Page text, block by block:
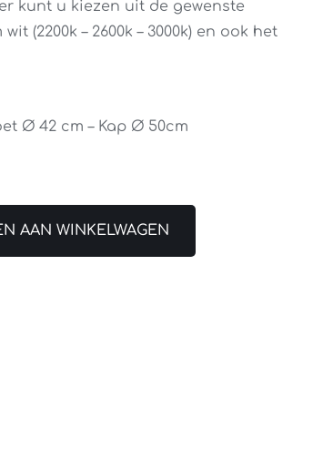
kunt u kiezen uit de gewenste
(2200k – 2600k – 3000k) en ook het
Ø 42 cm – Kap Ø 50cm
AAN WINKELWAGEN